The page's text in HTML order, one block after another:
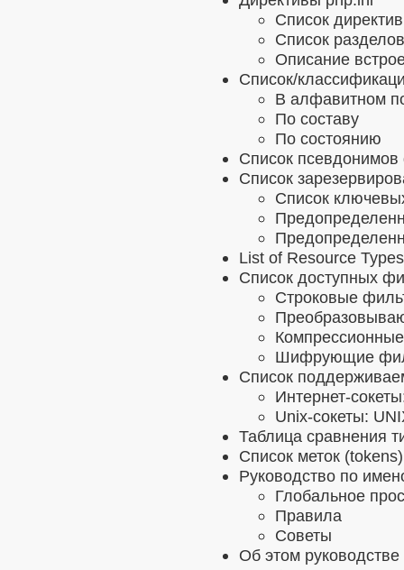
Список
Список
Описание
Список/
В алфавитном
По составу
По состоянию
Список
Список
Список
List of Resource Types
Список доступных
Строковые
Шифрующие
Список
Интернет-
Unix-сокеты:
Таблица сравнения
Список меток
Руководство по
Глобальное
Правила
Советы
Об этом руководстве